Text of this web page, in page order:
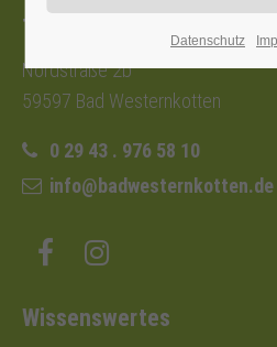
Tourist-Information
Nordstraße 2b
59597 Bad Westernkotten
0 29 43 . 976 58 10
info@badwesternkotten.de
Wissenswertes
Datenschutz